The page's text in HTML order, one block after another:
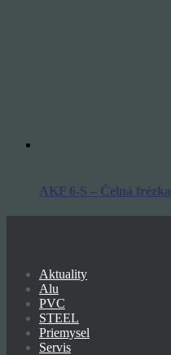
AKF 6-S – Čelná frézka
Aktuality
Alu
PVC
STEEL
Priemysel
Servis